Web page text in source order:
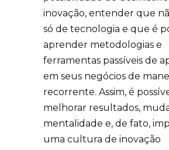
inovação, entender que
só de tecnologia e que é
aprender metodologias e
ferramentas passíveis de
em seus negócios de
recorrente. Assim, é
melhorar resultados,
mentalidade e, de fato,
uma cultura de inovação